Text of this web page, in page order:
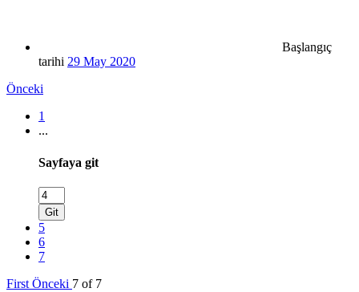
Başlangıç
tarihi 29 May 2020
Önceki
1
...
Sayfaya git
Git
5
6
7
First Önceki 7 of 7